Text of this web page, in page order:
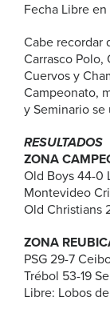
Fecha Libre
Cabe recordar
Carrasco
Cuervos y
Campeonato,
y Seminario
RESULTADOS
ZONA
Old Boys 44-0
Montevideo
Old Christians
ZONA
PSG 29-7
Trébol 53-19
Libre: Lobos